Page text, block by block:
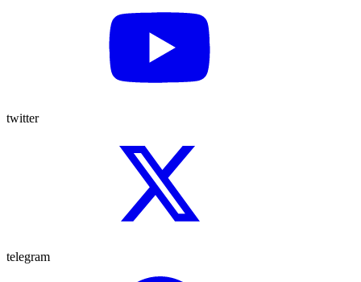
twitter
telegram